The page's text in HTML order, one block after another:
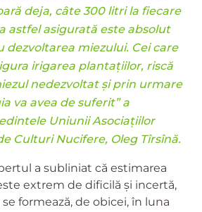
deja, câte 300 litri la fiecare
astfel asigurată este absolut
dezvoltarea miezului. Cei care
irigarea plantațiilor, riscă
nedezvoltat și prin urmare
va avea de suferit” a
Uniunii Asociațiilor
Culturi Nucifere, Oleg Tîrsînă.
a subliniat că estimarea
extrem de dificilă și incertă,
formează, de obicei, în luna